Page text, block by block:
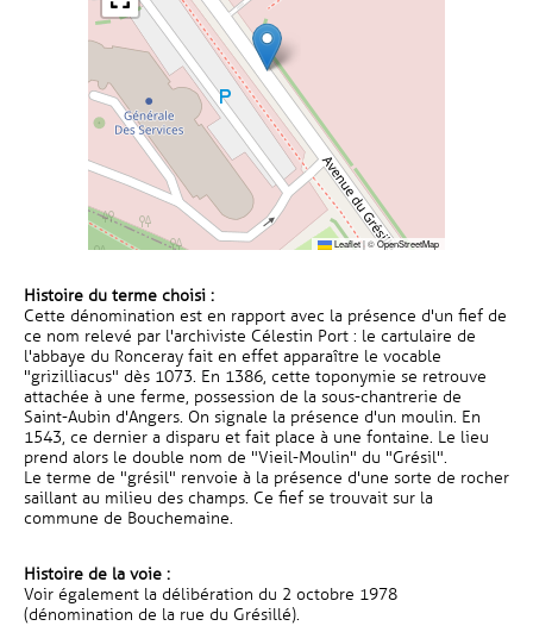
Leaflet|©OpenStreetMap
Histoire du terme choisi :
Cette dénomination est en rapport avec la présence d'un fief de
ce nom relevé par l'archiviste Célestin Port : le cartulaire de
l'abbaye du Ronceray fait en effet apparaître le vocable
"grizilliacus" dès 1073. En 1386, cette toponymie se retrouve
attachée à une ferme, possession de la sous-chantrerie de
Saint-Aubin d'Angers. On signale la présence d'un moulin. En
1543, ce dernier a disparu et fait place à une fontaine. Le lieu
prend alors le double nom de "Vieil-Moulin" du "Grésil".
Le terme de "grésil" renvoie à la présence d'une sorte de rocher
saillant au milieu des champs. Ce fief se trouvait sur la
commune de Bouchemaine.
Histoire de la voie :
Voir également la délibération du 2 octobre 1978
(dénomination de la rue du Grésillé).